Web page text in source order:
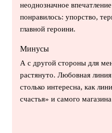
неоднозначное
понравилось: упорство,
главной героини.
Минусы
А с другой стороны для
растянуто. Любовная
столько интересна, как
счастья» и самого магазина